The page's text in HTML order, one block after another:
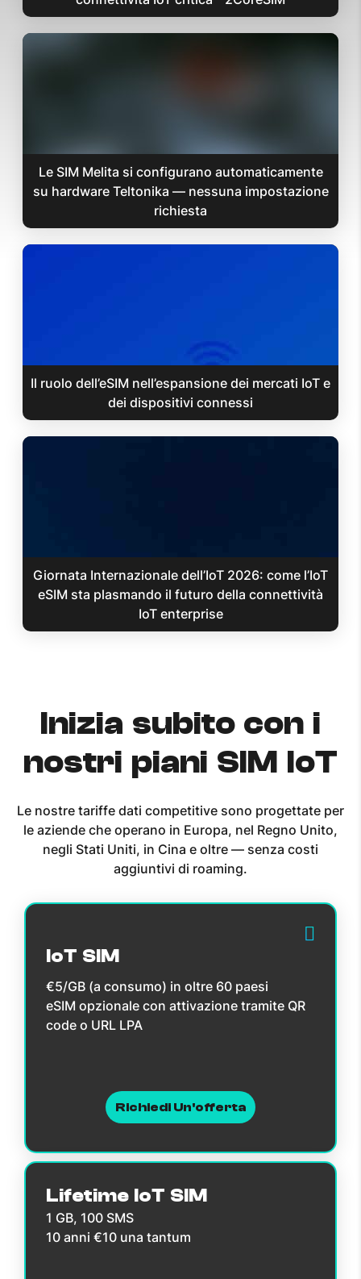
Le SIM Melita si configurano automaticamente
su hardware Teltonika — nessuna impostazione
richiesta
Il ruolo dell’eSIM nell’espansione dei mercati IoT e
dei dispositivi connessi
Giornata Internazionale dell’IoT 2026: come l’IoT
eSIM sta plasmando il futuro della connettività
IoT enterprise
Inizia subito con i
nostri piani SIM IoT
Le nostre tariffe dati competitive sono progettate per
le aziende che operano in Europa, nel Regno Unito,
negli Stati Uniti, in Cina e oltre — senza costi
aggiuntivi di roaming.
IoT SIM
€5/GB (a consumo) in oltre 60 paesi
eSIM opzionale con attivazione tramite QR
code o URL LPA
Richiedi Un'offerta
Lifetime IoT SIM
1 GB, 100 SMS
10 anni €10 una tantum